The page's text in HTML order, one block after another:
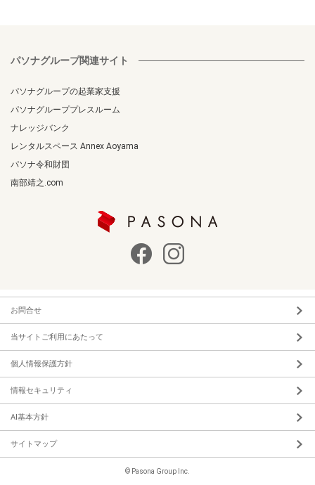
パソナグループ関連サイト
パソナグループの起業家支援
パソナグループプレスルーム
ナレッジバンク
レンタルスペース Annex Aoyama
パソナ令和財団
南部靖之.com
お問合せ
当サイトご利用にあたって
個人情報保護方針
情報セキュリティ
AI基本方針
サイトマップ
© Pasona Group Inc.